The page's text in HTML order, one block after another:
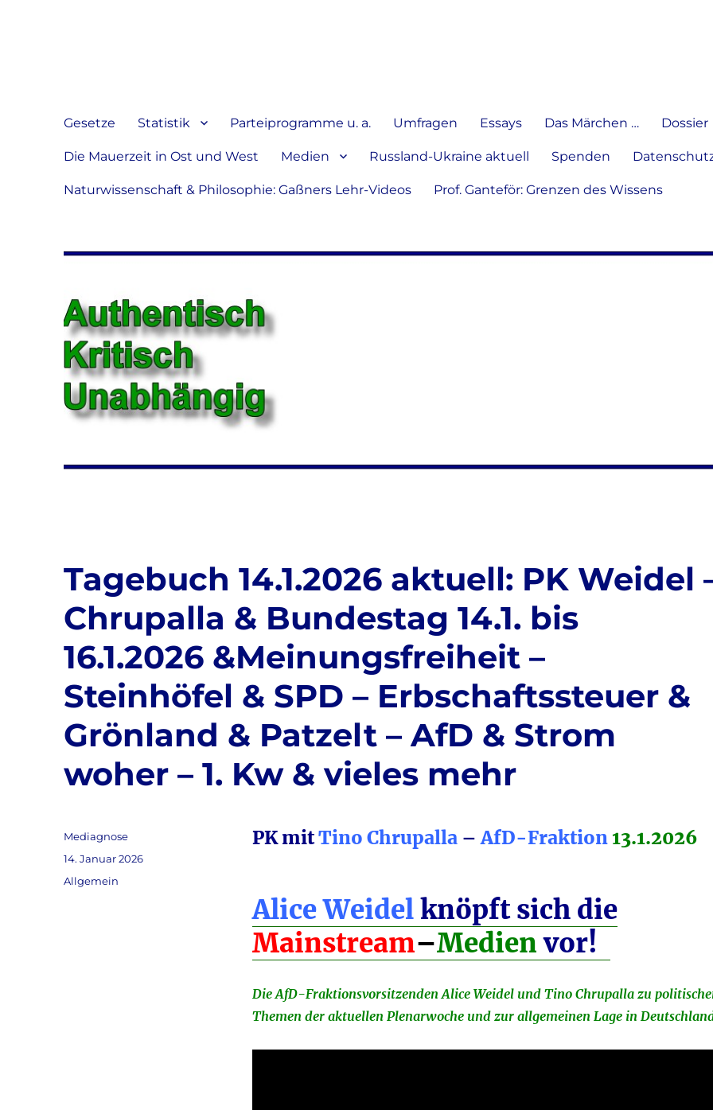
verbreiten
Gesetze Statistik Parteiprogramme u. a. Umfragen Essays Das Märchen … Dossier
Die Mauerzeit in Ost und West Medien Russland-Ukraine aktuell Spenden
Naturwissenschaft & Philosophie: Gaßners Lehr-Videos Prof. Ganteför: Grenzen des Wissens
Tagebuch 14.1.2026 aktuell: PK Weidel
Chrupalla & Bundestag 14.1. bis
16.1.2026 &Meinungsfreiheit –
Steinhöfel & SPD – Erbschaftssteuer &
Grönland & Patzelt – AfD & Strom
woher – 1. Kw & vieles mehr
PK mitTino Chrupalla–AfD-Fraktion13.1.2026
Alice Weidelknöpft sich die
Mainstream–Medienvor!
Die AfD-Fraktionsvorsitzenden Alice Weidel und Tino Chrupalla zu
Themen der aktuellen Plenarwoche und zur allgemeinen Lage in
Autor
Mediagnose
Veröffentlicht
am
14. Januar 2026
Kategorien
Allgemein